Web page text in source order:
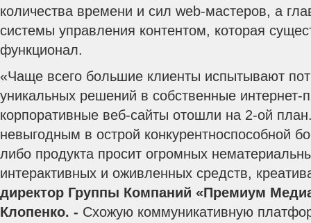
количества времени и сил web-мастеров, а
системы управления контентом, которая
функционал.
«Чаще всего большие клиенты испытывают
уникальных решений в собственные
корпоративные веб-сайты отошли на 2-ой
невыгодным в острой конкурентноспособной
либо продукта просит огромных
интерактивных и оживленных средств,
директор Группы Компаний «Премиум
Клопенко. - Схожую коммуникативную